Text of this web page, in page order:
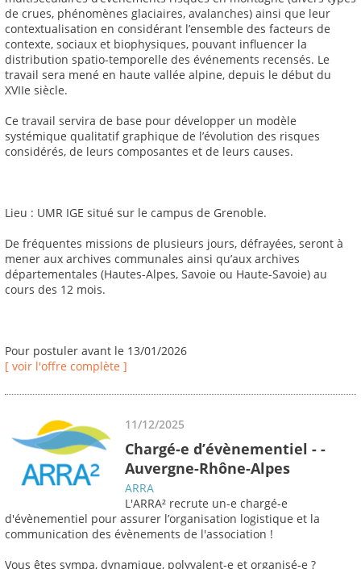
de crues, phénomènes glaciaires, avalanches) ainsi que leur
contextualisation en considérant l’ensemble des facteurs de
contexte, sociaux et biophysiques, pouvant influencer la
distribution spatio-temporelle des événements recensés. Le
travail sera mené en haute vallée alpine, depuis le début du
XVIIe siècle.
Ce travail servira de base pour développer un modèle
systémique qualitatif graphique de l’évolution des risques
considérés, de leurs composantes et de leurs causes.
Lieu : UMR IGE situé sur le campus de Grenoble.
De fréquentes missions de plusieurs jours, défrayées, seront à
mener aux archives communales ainsi qu’aux archives
départementales (Hautes-Alpes, Savoie ou Haute-Savoie) au
cours des 12 mois.
Pour postuler avant le 13/01/2026
[ voir l'offre complète ]
11/12/2025
Chargé-e d’évènementiel - -
Auvergne-Rhône-Alpes
ARRA
L'ARRA² recrute un-e chargé-e
d'évènementiel pour assurer l’organisation logistique et la
communication des évènements de l'association !
Vous êtes sympa, dynamique, polyvalent-e et organisé-e ?